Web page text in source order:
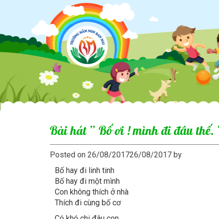
Trường
Mầm
Non
Ban
Mai
Thành
Phố
Thủ
Đức
Bài hát ” Bố ơi ! mình đi đâu thế.
Posted on 26/08/201726/08/2017 by
Bố hay đi linh tinh
Bố hay đi một mình
Con không thích ở nhà
Thích đi cùng bố cơ